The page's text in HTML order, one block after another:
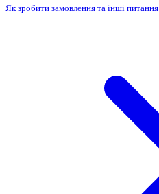
Як зробити замовлення та інші питання